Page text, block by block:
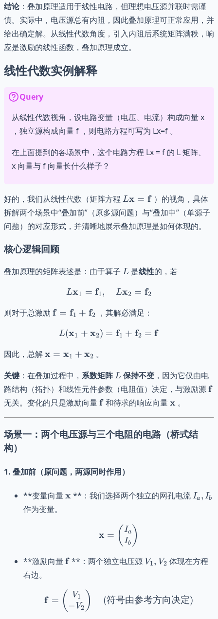
结论：叠加原理适用于线性电路，但理想电压源并联时需谨
慎。实际中，电压源总有内阻，因此叠加原理可正常应用，并
给出确定解。从线性代数角度，引入内阻后系统矩阵满秩，响
应是激励的线性函数，叠加原理成立。
线性代数实例解释
Query
从线性代数视角，设电路变量（电压、电流）构成向量 x
，独立源构成向量 f ，则电路方程可写为 Lx=f 。
在上面提到的各场景中，这个电路方程 Lx = f 的 L 矩阵、
x 向量与 f 向量长什么样子？
好的，我们从线性代数（矩阵方程 L\mathbf{x}
=
\mathbf{f}
Lx = f）的视角，具体
拆解两个场景中“叠加前”（原多源问题）与“叠加中”（单源子
问题）的对应形式，并清晰地展示叠加原理是如何体现的。
核心逻辑回顾
叠加原理的矩阵表述是：由于算子 L
L 是线性的，若
L\mathbf{x}_1 =
Lx1 = f1, Lx2 = f2
则对于总激励 \mathbf{f} =
+
f = f1 + f2
，其解必满足：
L(\mathbf{x}_1 +
L(x1 + x2) = f1 + f2 = f
因此，总解\mathbf{x} =
+
\mathbf{x}_2
x = x1 + x2 。
关键 ：在叠加过程中， 系数矩阵 L
L 保持不变 ，因为它仅由电
路结构（拓扑）和线性元件参数（电阻值）决定，与激励源f
无关。变化的只是激励向量\mathbf{f}
f 和待求的响应向量x 。
场景一：两个电压源与三个电阻的电路（桥式结
构）
1. 叠加前（原问题，两源同时作用）
**变量向量\mathbf{x}
x**：我们选择两个独立的网孔电流 I_a,
Ia , Ib
作为变量。
\mathbf{x} =
x = ( Ia
Ib )
**激励向量\mathbf{f}
f **：两个独立电压源 V_1,
V1, V2 体现在方程
右边。
\mathbf{f} =
f = ( V1
− V2 ) (符号由参考方向决定)